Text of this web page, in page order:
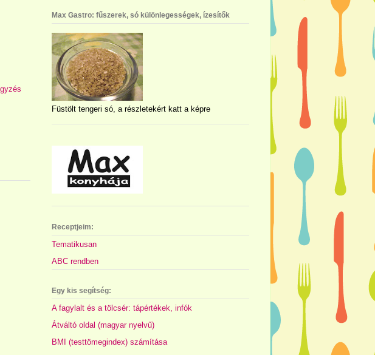
Max Gastro: fűszerek, só különlegességek, ízesítők
Füstölt tengeri só, a részletekért katt a képre
Receptjeim:
Tematikusan
ABC rendben
Egy kis segítség:
A fagylalt és a tölcsér: tápértékek, infók
Átváltó oldal (magyar nyelvű)
BMI (testtömegindex) számítása